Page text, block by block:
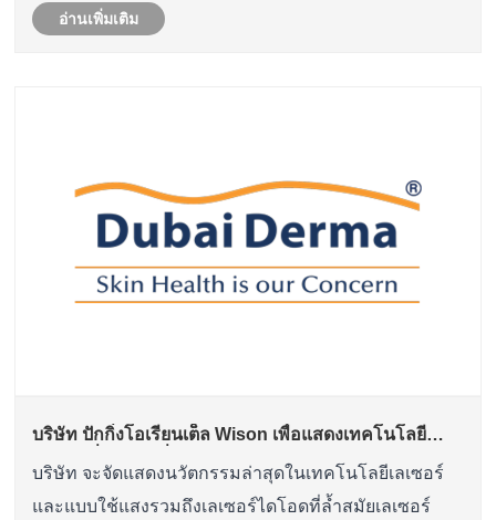
อ่านเพิ่มเติม
บริษัท ปักกิ่งโอเรียนเต็ล Wison เพื่อแสดงเทคโนโลยี
บริษัท จะจัดแสดงนวัตกรรมล่าสุดในเทคโนโลยีเลเซอร์
และแบบใช้แสงรวมถึงเลเซอร์ไดโอดที่ล้ำสมัยเลเซอร์